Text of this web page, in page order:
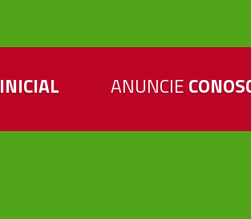
INICIAL ANUNCIE